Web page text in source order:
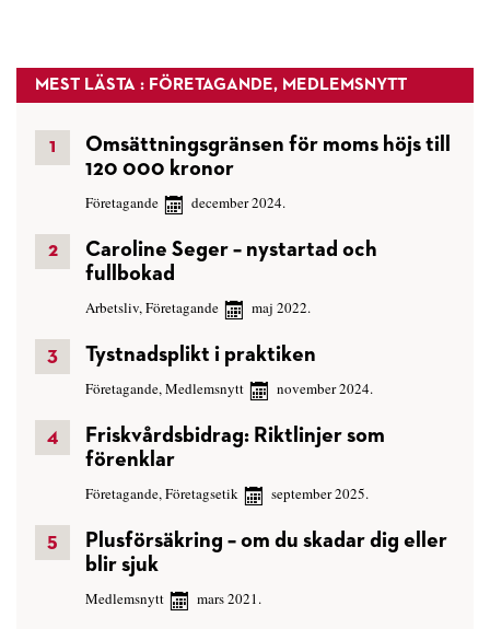
MEST LÄSTA : FÖRETAGANDE, MEDLEMSNYTT
Omsättningsgränsen för moms höjs till
120 000 kronor
Företagande december 2024.
Caroline Seger – nystartad och
fullbokad
Arbetsliv,Företagande maj 2022.
Tystnadsplikt i praktiken
Företagande,Medlemsnytt november 2024.
Friskvårdsbidrag: Riktlinjer som
förenklar
Företagande,Företagsetik september 2025.
Plusförsäkring – om du skadar dig eller
blir sjuk
Medlemsnytt mars 2021.